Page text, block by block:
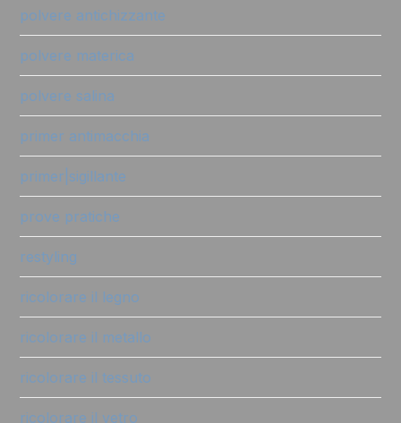
polvere antichizzante
polvere materica
polvere salina
primer antimacchia
primer|sigillante
prove pratiche
restyling
ricolorare il legno
ricolorare il metallo
ricolorare il tessuto
ricolorare il vetro